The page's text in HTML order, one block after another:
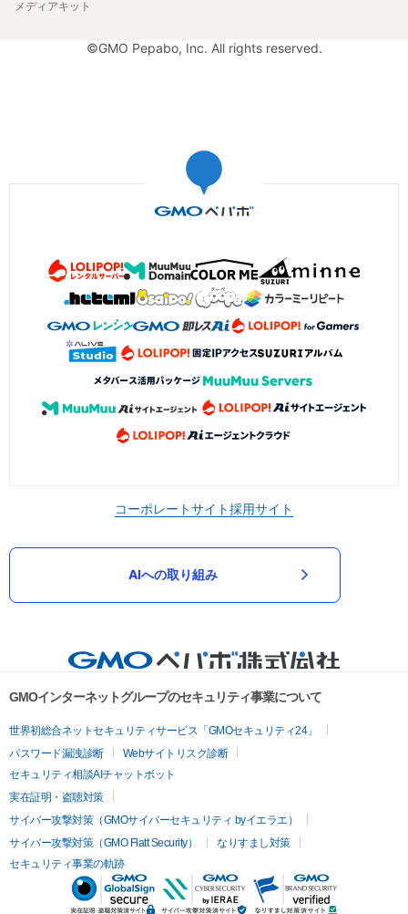
メディアキット
©GMO Pepabo, Inc. All rights reserved.
コーポレートサイト採用サイト
AIへの取り組み
GMOインターネットグループのセキュリティ事業について
世界初総合ネットセキュリティサービス「GMOセキュリティ24」
パスワード漏洩診断
Webサイトリスク診断
セキュリティ相談AIチャットボット
実在証明・盗聴対策
サイバー攻撃対策（GMOサイバーセキュリティ byイエラエ）
サイバー攻撃対策（GMO Flatt Security）
なりすまし対策
セキュリティ事業の軌跡